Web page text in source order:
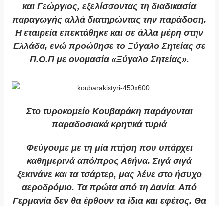
και Γεώργιος, εξελίσσοντας τη διαδικασία
παραγωγής αλλά διατηρώντας την παράδοση.
Η εταιρεία επεκτάθηκε και σε άλλα μέρη στην
Ελλάδα, ενώ προώθησε το Ξύγαλο Σητείας σε
Π.Ο.Π με ονομασία «Ξύγαλο Σητείας».
Στο τυροκομείο Κουβαράκη παράγονται
παραδοσιακά κρητικά τυριά
Φεύγουμε με τη μία πτήση που υπάρχει
καθημερινά από/προς Αθήνα. Σιγά σιγά
ξεκινάνε και τα τσάρτερ, μας λένε στο ήσυχο
αεροδρόμιο. Τα πρώτα από τη Δανία. Από
Γερμανία δεν θα έρθουν τα ίδια και εφέτος. Θα